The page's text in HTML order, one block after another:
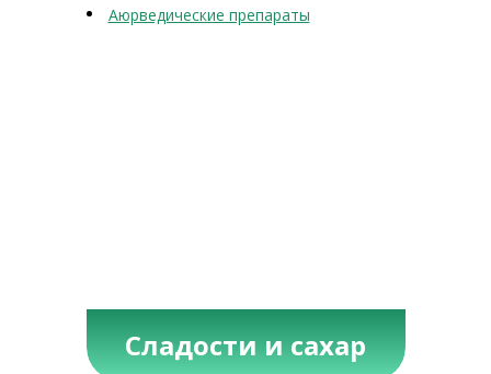
Аюрведические препараты
Сладости и сахар